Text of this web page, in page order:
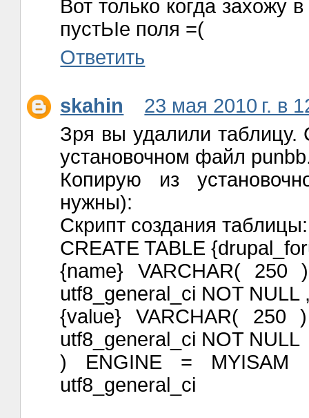
Вот только когда захожу
пустЬІе поля =(
Ответить
skahin
23 мая 2010 г. в
Зря вы удалили таблицу.
установочном файл
Копирую из
нужны):
Скрипт создания таблицы:
CREATE TABLE
{name} VARCHAR( 250
utf8_general_ci NOT NULL
{value} VARCHAR( 250
utf8_general_ci NOT NULL
) ENGINE = MYISAM
utf8_general_ci